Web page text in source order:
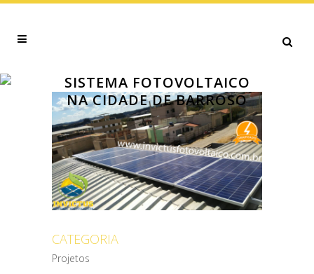
SISTEMA FOTOVOLTAICO
NA CIDADE DE BARROSO
CATEGORIA
Projetos